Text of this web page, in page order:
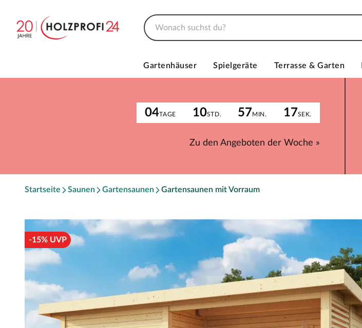
Gartenhäuser Spielgeräte Terrasse & Garten
04TAGE 10STD. 57MIN. 17SEK.
Zu den Angeboten der Woche »
Startseite Saunen Gartensaunen Gartensaunen mit Vorraum
-15% UVP